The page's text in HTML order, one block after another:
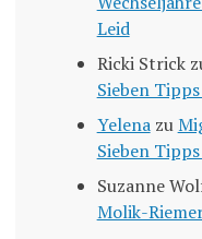
Leid
Ricki Strick
Sieben
Yelenazu
Sieben
Suzanne
Molik-